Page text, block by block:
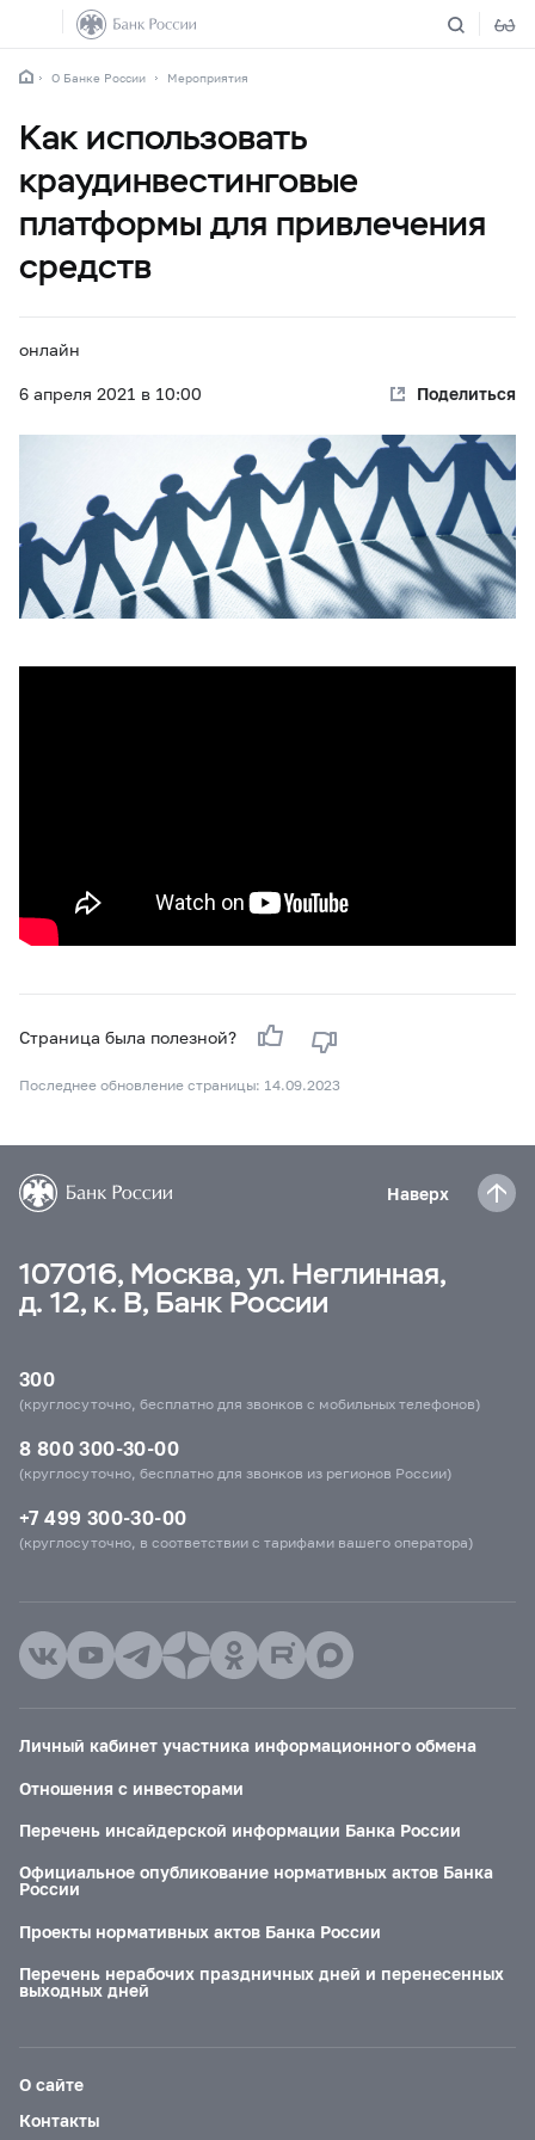
О Банке России Мероприятия
Как использовать
краудинвестинговые
платформы для привлечения
средств
6 апреля 2021 в 10:00
онлайн
Поделиться
Страница была полезной?
Последнее обновление страницы: 14.09.2023
Наверх
107016, Москва, ул. Неглинная,
д. 12, к. В, Банк России
300
(круглосуточно, бесплатно для звонков с мобильных телефонов)
8 800 300-30-00
(круглосуточно, бесплатно для звонков из регионов России)
+7 499 300-30-00
(круглосуточно, в соответствии с тарифами вашего оператора)
Личный кабинет участника информационного обмена
Отношения с инвесторами
Перечень инсайдерской информации Банка России
Официальное опубликование нормативных актов Банка
России
Проекты нормативных актов Банка России
Перечень нерабочих праздничных дней и перенесенных
выходных дней
О сайте
Контакты